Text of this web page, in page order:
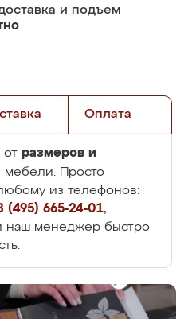
и подъем
Оплата
от размеров и
мебели. Просто
из телефонов:
(495) 665-24-01,
наш менеджер быстро